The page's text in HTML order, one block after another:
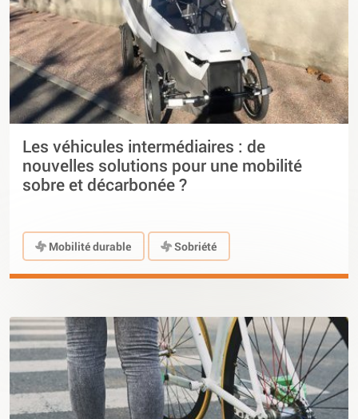
Les véhicules intermédiaires : de
nouvelles solutions pour une mobilité
sobre et décarbonée ?
Mobilité durable Sobriété